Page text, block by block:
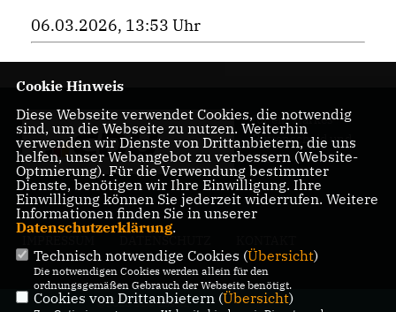
06.03.2026, 13:53 Uhr
für ein starkes
Rüttenscheid und
Essen
DATENSCHUTZ
@2026 CDU Essen;
Cookie Hinweis
Diese Webseite verwendet Cookies, die notwendig
sind, um die Webseite zu nutzen. Weiterhin
verwenden wir Dienste von Drittanbietern, die uns
helfen, unser Webangebot zu verbessern (Website-
Optmierung). Für die Verwendung bestimmter
Dienste, benötigen wir Ihre Einwilligung. Ihre
Einwilligung können Sie jederzeit widerrufen. Weitere
Informationen finden Sie in unserer
Datenschutzerklärung.
Technisch notwendige Cookies (Übersicht)
Die notwendigen Cookies werden allein für den
ordnungsgemäßen Gebrauch der Webseite benötigt.
Cookies von Drittanbietern (Übersicht)